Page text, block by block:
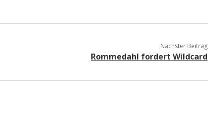
Nächster Beitrag
Rommedahl fordert Wildcard